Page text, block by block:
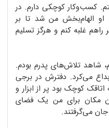
کسب‌وکار کوچکی دارم. در
او الهام‌بخش من شد تا بر
غلبه کنم و هرگز تسلیم
شاهد تلاش‌های پدرم بودم.
می‌کرد. دفترش در برجی
کوچک بود پر از ابزار و
مکان برای من یک فضای
می‌گرفتند.